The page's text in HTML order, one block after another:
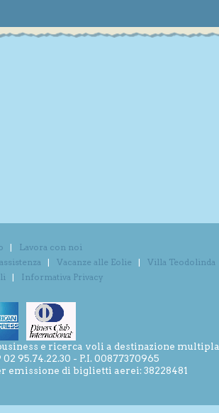
Lavora con noi
Vacanze alle Eolie
Villa Teodolinda
Informativa Privacy
e ricerca voli a destinazione multipla
95.74.22.30 - P.I. 00877370965
emissione di biglietti aerei: 38228481